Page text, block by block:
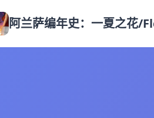
阿兰萨编年史：一夏之花/